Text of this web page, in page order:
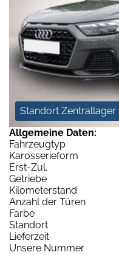
Standort Zentrallager
Allgemeine Daten:
Fahrzeugtyp
Karosserieform
Erst-Zul.
Getriebe
Kilometerstand
Anzahl der Türen
Farbe
Standort
Lieferzeit
Unsere Nummer